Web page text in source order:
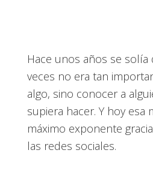
Hace unos años se
veces no era tan
algo, sino conocer a
supiera hacer. Y hoy esa
máximo exponente
las redes sociales.